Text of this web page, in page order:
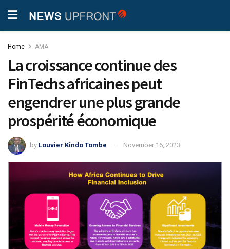
Home AMA
La croissance continue des
FinTechs africaines peut
engendrer une plus grande
prospérité économique
by Louvier Kindo Tombe November 16, 2023